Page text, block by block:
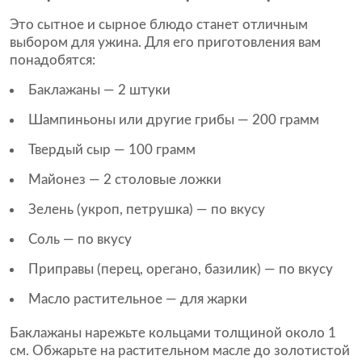
Это сытное и сырное блюдо станет отличным
выбором для ужина. Для его приготовления вам
понадобятся:
Баклажаны — 2 штуки
Шампиньоны или другие грибы — 200 грамм
Твердый сыр — 100 грамм
Майонез — 2 столовые ложки
Зелень (укроп, петрушка) — по вкусу
Соль — по вкусу
Приправы (перец, орегано, базилик) — по вкусу
Масло растительное — для жарки
Баклажаны нарежьте кольцами толщиной около 1
см. Обжарьте на растительном масле до золотистой